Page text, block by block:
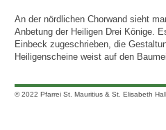
An der nördlichen Chorwand sieht
Anbetung der Heiligen Drei Könige.
Einbeck zugeschrieben, die
Heiligenscheine weist auf den
© 2022 Pfarrei St. Mauritius & St. Elisabeth